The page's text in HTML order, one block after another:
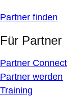
Partner finden
Für Partner
Partner Connect
Partner werden
Training